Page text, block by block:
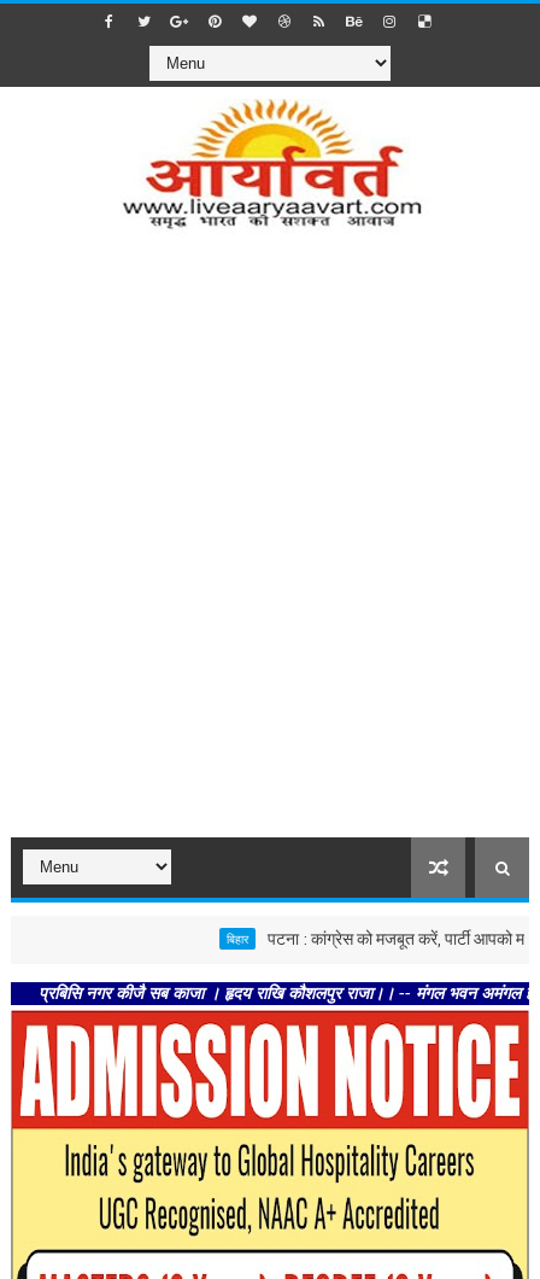
पटना : कांग्रेस को मजबूत करें, पार्टी आपको मजबूत
नगर कीजै सब काजा । हृदय राखि कौशलपुर राजा।। -- मंगल भवन अमंगल हारी।